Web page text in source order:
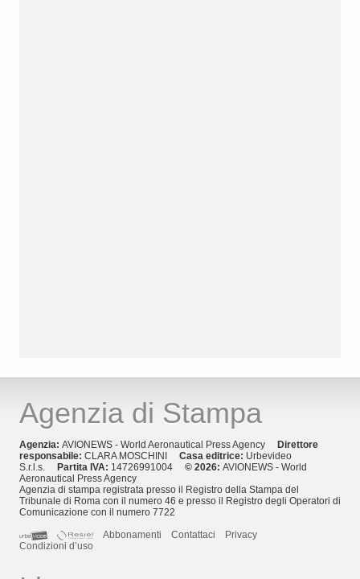
Agenzia di Stampa
Agenzia: AVIONEWS - World Aeronautical Press Agency
Direttore
responsabile: CLARA MOSCHINI Casa editrice: Urbevideo
S.r.l.s.
Partita IVA: 14726991004 © 2026: AVIONEWS - World
Aeronautical Press Agency
Agenzia di stampa registrata presso il Registro della Stampa del
Tribunale di Roma con il numero 46 e presso il Registro degli Operatori di
Comunicazione con il numero 7722
Abbonamenti
Contattaci
Privacy
Condizioni d’uso